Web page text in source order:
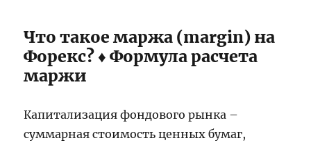
Что такое маржа (margin) на
Форекс? ♦ Формула расчета
маржи
Капитализация фондового рынка –
суммарная стоимость ценных бумаг,